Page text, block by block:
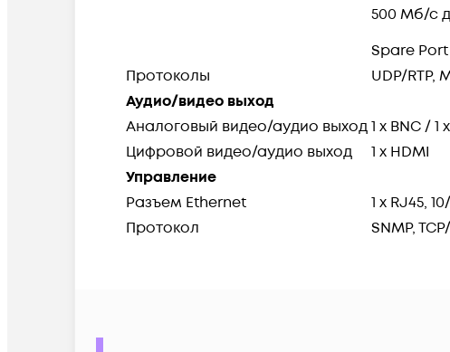
500 Мб/с
Spare
Протоколы
UDP/RTP,
Аудио/видео выход
Аналоговый видео/аудио выход1 x BNC / 1
Цифровой видео/аудио выход
1 x HDMI
Управление
Разъем Ethernet
1 x RJ45,
Протокол
SNMP,